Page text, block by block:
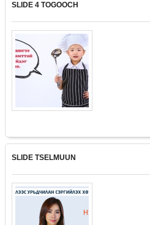
SLIDE 4 TOGOOCH
SLIDE TSELMUUN